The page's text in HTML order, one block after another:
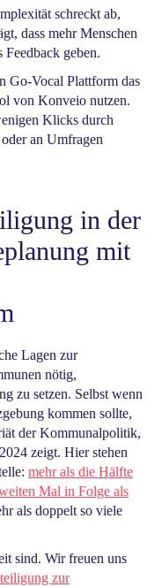
schreckt ab,
dass mehr Menschen
geben.
Go-Vocal Plattform das
von Konveio nutzen.
Klicks durch
an Umfragen
in der
mit
Lagen zur
nötig,
zu setzen. Selbst wenn
kommen sollte,
der Kommunalpolitik,
zeigt. Hier stehen
mehr als die Hälfte
Mal in Folge als
als doppelt so viele
sind. Wir freuen uns
zur